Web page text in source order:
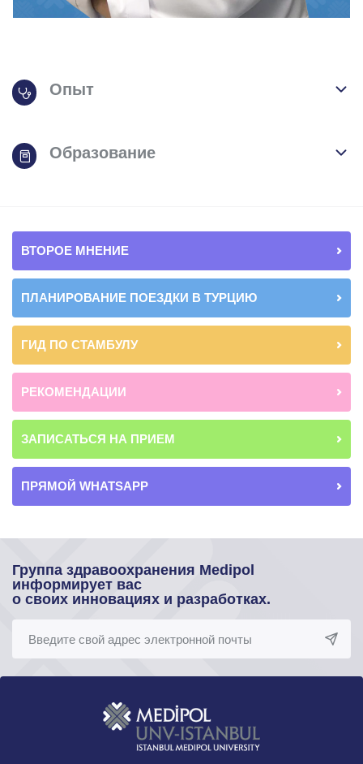
Опыт
Образование
ВТОРОЕ МНЕНИЕ
ПЛАНИРОВАНИЕ ПОЕЗДКИ В ТУРЦИЮ
ГИД ПО СТАМБУЛУ
РЕКОМЕНДАЦИИ
ЗАПИСАТЬСЯ НА ПРИЕМ
ПРЯМОЙ WHATSAPP
Группа здравоохранения Medipol
информирует вас
о своих инновациях и разработках.